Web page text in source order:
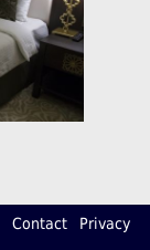
Contact Privacy